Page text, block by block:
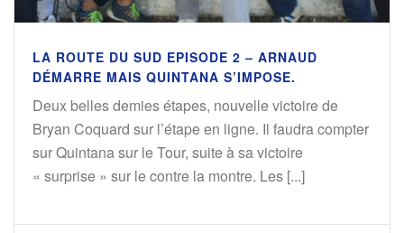
LA ROUTE DU SUD EPISODE 2 – ARNAUD
DÉMARRE MAIS QUINTANA S’IMPOSE.
Deux belles demies étapes, nouvelle victoire de
Bryan Coquard sur l’étape en ligne. Il faudra compter
sur Quintana sur le Tour, suite à sa victoire
« surprise » sur le contre la montre. Les [...]